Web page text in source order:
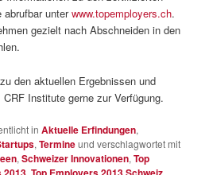
abrufbar unterwww.topemployers.ch.
gezielt nach Abschneiden in den
den aktuellen Ergebnissen und
Institute gerne zur Verfügung.
inAktuelle Erfindungen,
,Termineund verschlagwortet mit
,Schweizer Innovationen,Top
,